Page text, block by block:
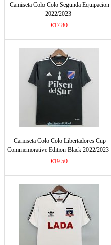
Camiseta Colo Colo Segunda Equipacion
2022/2023
€17.80
Camiseta Colo Colo Libertadores Cup
Commemorative Edition Black 2022/2023
€19.50